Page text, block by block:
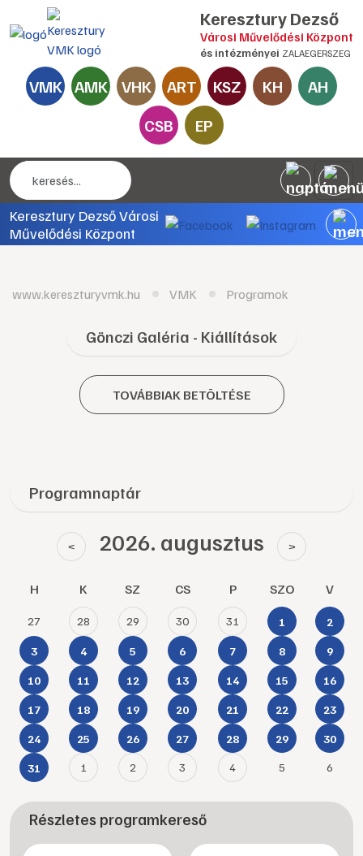
Keresztury Dezső
Városi Művelődési Központ
és intézményei ZALAEGERSZEG
VMK AMK VHK ART KSZ KH
AH
CSB
EP
Keresztury Dezső Városi
Művelődési Központ
www.kereszturyvmk.hu VMK Programok
Gönczi Galéria - Kiállítások
TOVÁBBIAK BETÖLTÉSE
Programnaptár
< 2026. augusztus >
H K SZ CS P SZO V
27 28 29 30 31 1 2
3 4 5 6 7 8 9
10 11 12 13 14 15 16
17 18 19 20 21 22 23
24 25 26 27 28 29 30
31 1 2 3 4 5 6
Részletes programkereső